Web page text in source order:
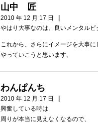
山中 匠
2010 年 12 月 17 日 |
やはり大事なのは、良いメンタルピ
これから、さらにイメージを大事に
やっていこうと思います。
わんぱんち
2010 年 12 月 17 日 |
興奮している時は
周りが本当に見えなくなるので、